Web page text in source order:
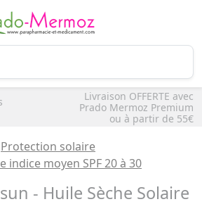
Livraison OFFERTE avec
Prado Mermoz Premium
ou à partir de 55€
Protection solaire
indice moyen SPF 20 à 30
- Huile Sèche Solaire